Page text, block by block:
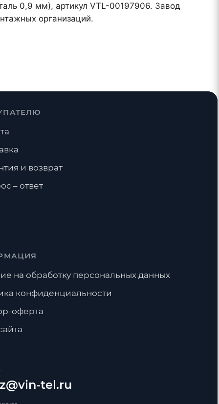
0,9 мм), артикул VTL-00197906. Завод
организаций.
tel.ru
и возврат
– ответ
на обработку персональных данных
конфиденциальности
оферта